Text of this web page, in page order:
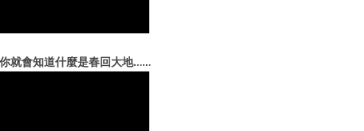
就會知道什麼是春回大地……